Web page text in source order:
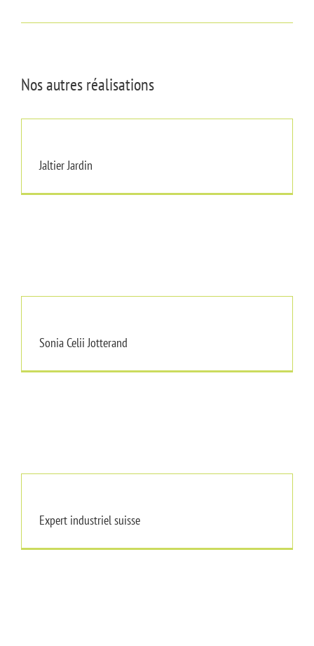
Nos autres réalisations
Jaltier Jardin
Sonia Celii Jotterand
Expert industriel suisse